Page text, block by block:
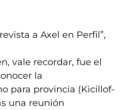
a Axel en Perfil”,
vale recordar, fue el
la
para provincia (Kicillof-
una reunión